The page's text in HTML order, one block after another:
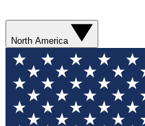
North America